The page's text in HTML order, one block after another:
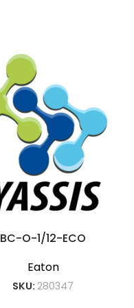
BC-O-1/12-ECO
Eaton
SKU:280347